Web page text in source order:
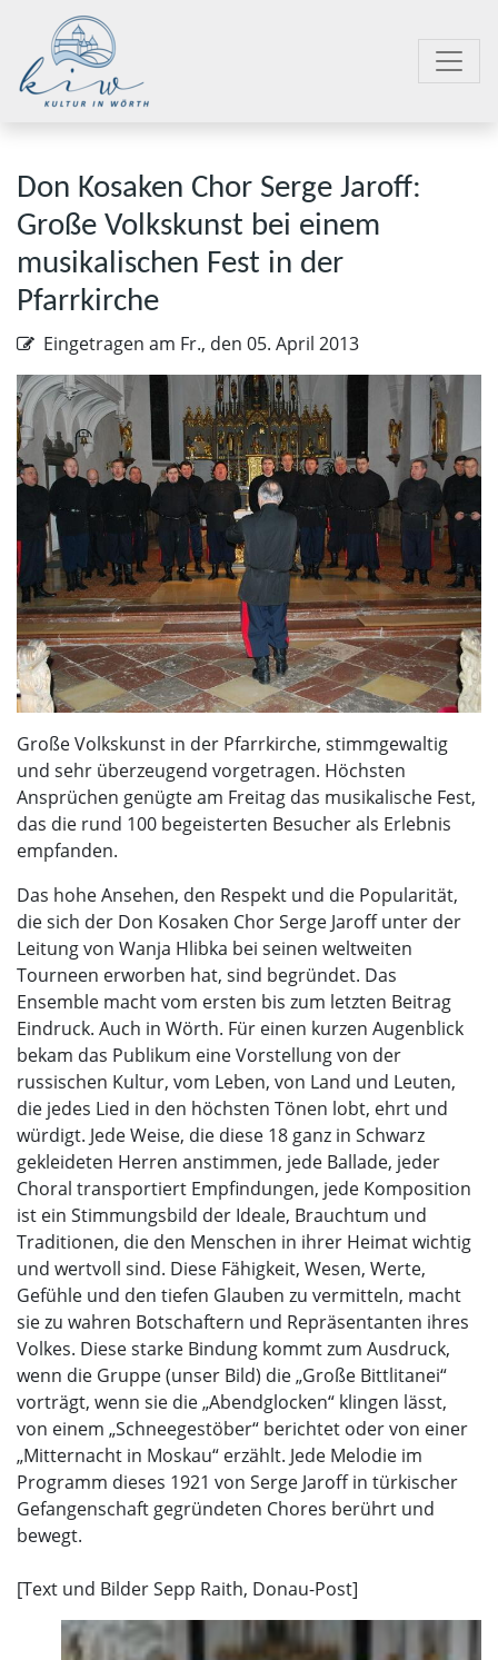
Don Kosaken Chor Serge Jaroff:
Große Volkskunst bei einem
musikalischen Fest in der
Pfarrkirche
Eingetragen am Fr., den 05. April 2013
Große Volkskunst in der Pfarrkirche, stimmgewaltig
und sehr überzeugend vorgetragen. Höchsten
Ansprüchen genügte am Freitag das musikalische Fest,
das die rund 100 begeisterten Besucher als Erlebnis
empfanden.
Das hohe Ansehen, den Respekt und die Popularität,
die sich der Don Kosaken Chor Serge Jaroff unter der
Leitung von Wanja Hlibka bei seinen weltweiten
Tourneen erworben hat, sind begründet. Das
Ensemble macht vom ersten bis zum letzten Beitrag
Eindruck. Auch in Wörth. Für einen kurzen Augenblick
bekam das Publikum eine Vorstellung von der
russischen Kultur, vom Leben, von Land und Leuten,
die jedes Lied in den höchsten Tönen lobt, ehrt und
würdigt. Jede Weise, die diese 18 ganz in Schwarz
gekleideten Herren anstimmen, jede Ballade, jeder
Choral transportiert Empfindungen, jede Komposition
ist ein Stimmungsbild der Ideale, Brauchtum und
Traditionen, die den Menschen in ihrer Heimat wichtig
und wertvoll sind. Diese Fähigkeit, Wesen, Werte,
Gefühle und den tiefen Glauben zu vermitteln, macht
sie zu wahren Botschaftern und Repräsentanten ihres
Volkes. Diese starke Bindung kommt zum Ausdruck,
wenn die Gruppe (unser Bild) die „Große Bittlitanei“
vorträgt, wenn sie die „Abendglocken“ klingen lässt,
von einem „Schneegestöber“ berichtet oder von einer
„Mitternacht in Moskau“ erzählt. Jede Melodie im
Programm dieses 1921 von Serge Jaroff in türkischer
Gefangenschaft gegründeten Chores berührt und
bewegt.
[Text und Bilder Sepp Raith, Donau-Post]